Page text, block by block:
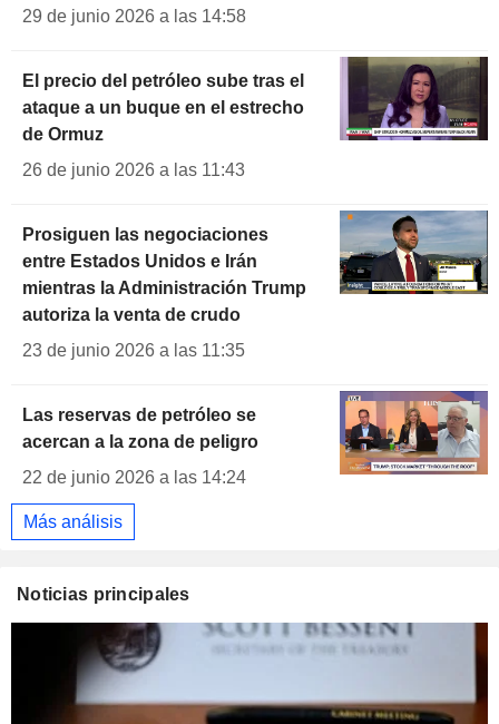
29 de junio 2026 a las 14:58
El precio del petróleo sube tras el
ataque a un buque en el estrecho
de Ormuz
26 de junio 2026 a las 11:43
Prosiguen las negociaciones
entre Estados Unidos e Irán
mientras la Administración Trump
autoriza la venta de crudo
23 de junio 2026 a las 11:35
Las reservas de petróleo se
acercan a la zona de peligro
22 de junio 2026 a las 14:24
Más análisis
Noticias principales